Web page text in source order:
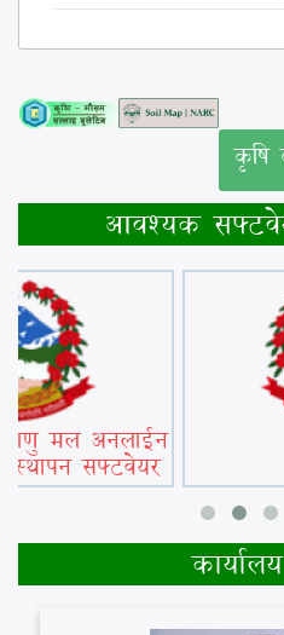
कृषि
आवश्यक
मल अनलाईन
सफ्टवेयर
बीमा सफ्टवेयर प्रणाली